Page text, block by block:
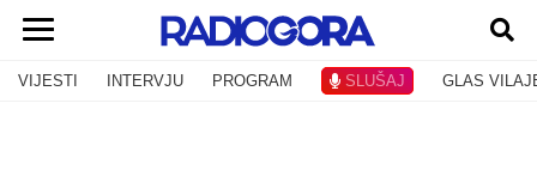
VIJESTI INTERVJU PROGRAM SLUŠAJ GLAS